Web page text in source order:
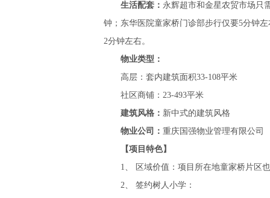
生活配套： 永辉超市和金星农贸市场只
钟；东华医院童家桥门诊部步行仅要5分钟
2分钟左右。
物业类型：
高层：套内建筑面积33-108平米
社区商铺：23-493平米
建筑风格： 新中式的建筑风格
物业公司： 重庆国强物业管理有限公司
【项目特色】
1、 区域价值：项目所在地童家桥片区
2、 签约树人小学：